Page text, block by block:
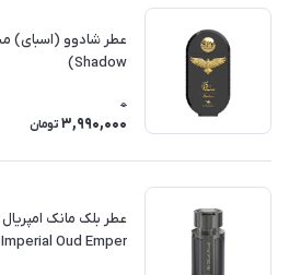
Shadow)
0
3,990,000 تومان
Imperial Oud Emper